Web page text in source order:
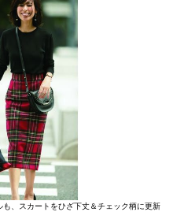
、スカートをひざ下丈＆チェック柄に更新